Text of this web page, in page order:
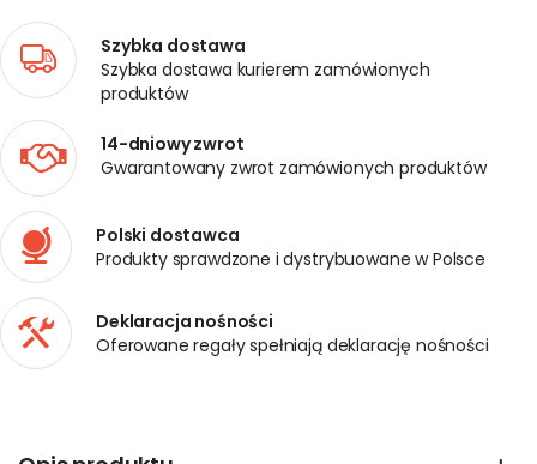
Szybka dostawa
Szybka dostawa kurierem zamówionych
produktów
14-dniowy zwrot
Gwarantowany zwrot zamówionych produktów
Polski dostawca
Produkty sprawdzone i dystrybuowane w Polsce
Deklaracja nośności
Oferowane regały spełniają deklarację nośności